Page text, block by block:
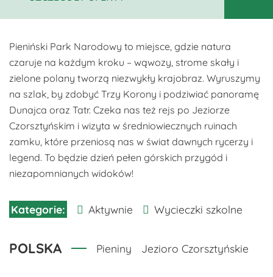
Pieniński Park Narodowy to miejsce, gdzie natura
czaruje na każdym kroku – wąwozy, strome skały i
zielone polany tworzą niezwykły krajobraz. Wyruszymy
na szlak, by zdobyć Trzy Korony i podziwiać panoramę
Dunajca oraz Tatr. Czeka nas też rejs po Jeziorze
Czorsztyńskim i wizyta w średniowiecznych ruinach
zamku, które przeniosą nas w świat dawnych rycerzy i
legend. To będzie dzień pełen górskich przygód i
niezapomnianych widoków!
Aktywnie Wycieczki szkolne
POLSKA Pieniny Jezioro Czorsztyńskie